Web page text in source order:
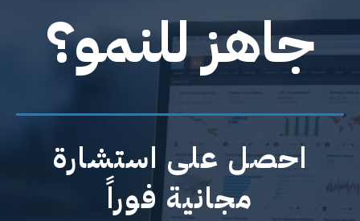
جاهز للنمو؟
احصل على استشارة
مجانية فوراً